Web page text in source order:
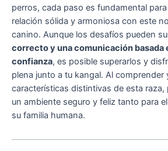
perros, cada paso es fundamental
relación sólida y armoniosa con este
canino. Aunque los desafíos pueden
correcto y una comunicación basada
confianza, es posible superarlos y
plena junto a tu kangal. Al comprender
características distintivas de esta raza,
un ambiente seguro y feliz tanto para
su familia humana.